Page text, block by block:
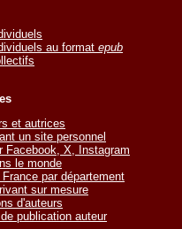
au format epub
et autrices
un site personnel
Facebook, X, Instagram
le monde
par département
sur mesure
d'auteurs
publication auteur